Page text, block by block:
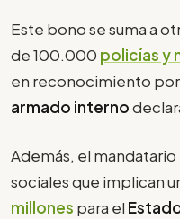
Este bono se suma a
de 100.000 policías y
en reconocimiento por
armado interno
Además, el
sociales que implican
millones para el